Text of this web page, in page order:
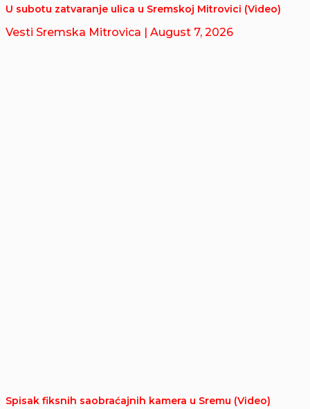
U subotu zatvaranje ulica u Sremskoj Mitrovici (Video)
Vesti Sremska Mitrovica | August 7, 2026
Spisak fiksnih saobraćajnih kamera u Sremu (Video)